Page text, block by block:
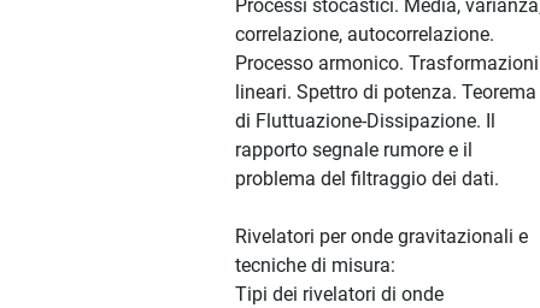
Processi stocastici. Media,
correlazione, autocorrelazione.
Processo armonico. Trasformazioni
lineari. Spettro di potenza. Teorema
di Fluttuazione-Dissipazione. Il
rapporto segnale rumore e il
problema del filtraggio dei dati.
Rivelatori per onde gravitazionali e
tecniche di misura:
Tipi dei rivelatori di onde